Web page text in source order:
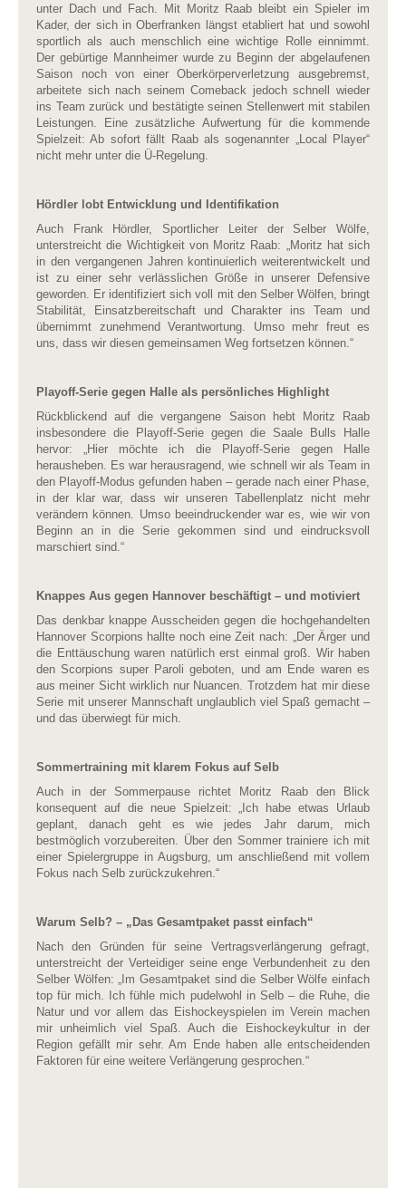
unter Dach und Fach. Mit Moritz Raab bleibt ein Spieler im
Kader, der sich in Oberfranken längst etabliert hat und sowohl
sportlich als auch menschlich eine wichtige Rolle einnimmt.
Der gebürtige Mannheimer wurde zu Beginn der abgelaufenen
Saison noch von einer Oberkörperverletzung ausgebremst,
arbeitete sich nach seinem Comeback jedoch schnell wieder
ins Team zurück und bestätigte seinen Stellenwert mit stabilen
Leistungen. Eine zusätzliche Aufwertung für die kommende
Spielzeit: Ab sofort fällt Raab als sogenannter „Local Player“
nicht mehr unter die Ü-Regelung.
Hördler lobt Entwicklung und Identifikation
Auch Frank Hördler, Sportlicher Leiter der Selber Wölfe,
unterstreicht die Wichtigkeit von Moritz Raab: „Moritz hat sich
in den vergangenen Jahren kontinuierlich weiterentwickelt und
ist zu einer sehr verlässlichen Größe in unserer Defensive
geworden. Er identifiziert sich voll mit den Selber Wölfen, bringt
Stabilität, Einsatzbereitschaft und Charakter ins Team und
übernimmt zunehmend Verantwortung. Umso mehr freut es
uns, dass wir diesen gemeinsamen Weg fortsetzen können.“
Playoff-Serie gegen Halle als persönliches Highlight
Rückblickend auf die vergangene Saison hebt Moritz Raab
insbesondere die Playoff-Serie gegen die Saale Bulls Halle
hervor: „Hier möchte ich die Playoff-Serie gegen Halle
herausheben. Es war herausragend, wie schnell wir als Team in
den Playoff-Modus gefunden haben – gerade nach einer Phase,
in der klar war, dass wir unseren Tabellenplatz nicht mehr
verändern können. Umso beeindruckender war es, wie wir von
Beginn an in die Serie gekommen sind und eindrucksvoll
marschiert sind.“
Knappes Aus gegen Hannover beschäftigt – und motiviert
Das denkbar knappe Ausscheiden gegen die hochgehandelten
Hannover Scorpions hallte noch eine Zeit nach: „Der Ärger und
die Enttäuschung waren natürlich erst einmal groß. Wir haben
den Scorpions super Paroli geboten, und am Ende waren es
aus meiner Sicht wirklich nur Nuancen. Trotzdem hat mir diese
Serie mit unserer Mannschaft unglaublich viel Spaß gemacht –
und das überwiegt für mich.
Sommertraining mit klarem Fokus auf Selb
Auch in der Sommerpause richtet Moritz Raab den Blick
konsequent auf die neue Spielzeit: „Ich habe etwas Urlaub
geplant, danach geht es wie jedes Jahr darum, mich
bestmöglich vorzubereiten. Über den Sommer trainiere ich mit
einer Spielergruppe in Augsburg, um anschließend mit vollem
Fokus nach Selb zurückzukehren.“
Warum Selb? – „Das Gesamtpaket passt einfach“
Nach den Gründen für seine Vertragsverlängerung gefragt,
unterstreicht der Verteidiger seine enge Verbundenheit zu den
Selber Wölfen: „Im Gesamtpaket sind die Selber Wölfe einfach
top für mich. Ich fühle mich pudelwohl in Selb – die Ruhe, die
Natur und vor allem das Eishockeyspielen im Verein machen
mir unheimlich viel Spaß. Auch die Eishockeykultur in der
Region gefällt mir sehr. Am Ende haben alle entscheidenden
Faktoren für eine weitere Verlängerung gesprochen.“